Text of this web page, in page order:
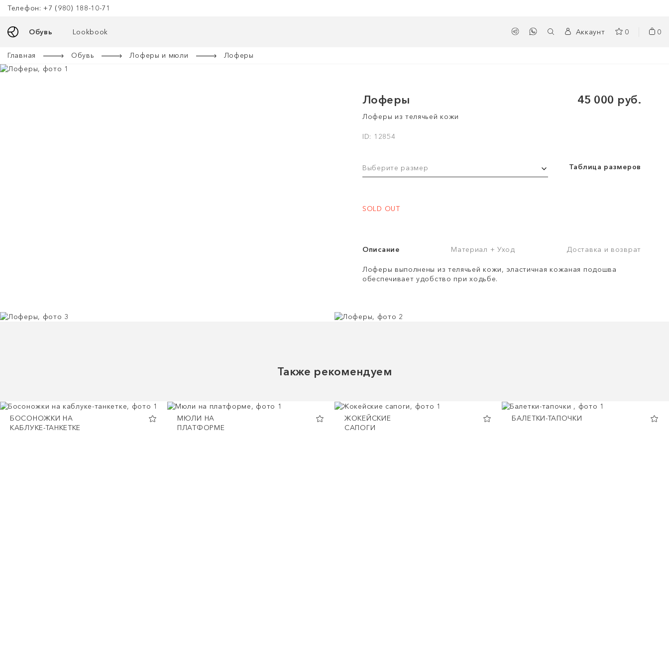
Телефон: +7 (980) 188-10-71
Обувь Lookbook Аккаунт 0 0
Главная Обувь Лоферы и мюли Лоферы
Лоферы 45 000 руб.
Лоферы из телячьей кожи
ID: 12854
Выберите размер Таблица размеров
SOLD OUT
Описание Материал + Уход Доставка и возврат
Лоферы выполнены из телячьей кожи, эластичная кожаная подошва
обеспечивает удобство при ходьбе.
Также рекомендуем
БОСОНОЖКИ НА
КАБЛУКЕ-ТАНКЕТКЕ
МЮЛИ НА
ПЛАТФОРМЕ
ЖОКЕЙСКИЕ
САПОГИ
БАЛЕТКИ-ТАПОЧКИ